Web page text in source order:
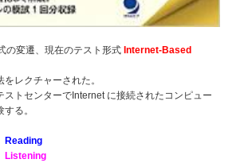
の変遷、現在のテスト形式 Internet-Based
レクチャーされた。
トセンターでInternet に接続されたコンピュー
る。
Reading
Listening